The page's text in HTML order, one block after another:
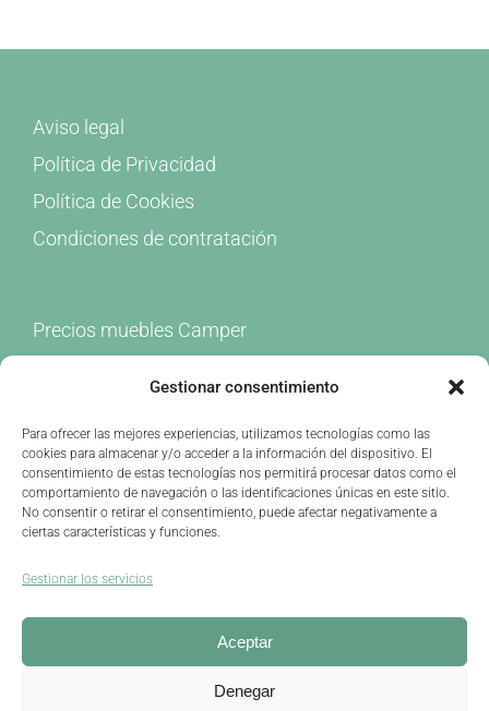
Gestionar consentimiento
Para ofrecer las mejores experiencias, utilizamos tecnologías como las
cookies para almacenar y/o acceder a la información del dispositivo. El
consentimiento de estas tecnologías nos permitirá procesar datos como el
comportamiento de navegación o las identificaciones únicas en este sitio.
No consentir o retirar el consentimiento, puede afectar negativamente a
ciertas características y funciones.
Gestionar los servicios
Aceptar
Denegar
Política de Privacidad
Política de Cookies
Condiciones de contratación
Camperizaciones
Plan de camperización
La Camperona | info@lacamperona.com / 643812100